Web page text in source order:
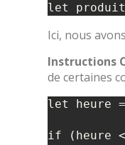
Ici, nous
Instructions
de certaines
let heure
if (heure